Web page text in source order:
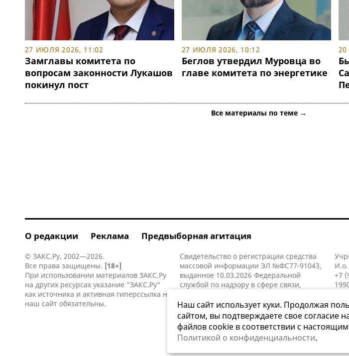
27 ИЮЛЯ 2026, 11:02
Замглавы комитета по
вопросам законности Лукашов
покинул пост
27 ИЮЛЯ 2026, 10:12
Беглов утвердил Муровца во
главе комитета по энергетике
Все материалы по теме →
О редакции Реклама Предвыборная агитация
© ЗАКС.Ру, 2002—2026.
Все права защищены. [18+]
При использовании материалов ЗАКС.Ру
на других ресурсах указание "ЗАКС.Ру"
как источника и активная гиперссылка на
наш сайт обязательны.
Свидетельство о регистрации средства
массовой информации ЭЛ №ФС77-91043,
выданное 10.03.2026 Федеральной
службой по надзору в сфере связи,
коммуникаций (Роскомнадзор).
И.о.
+7
Наш сайт использует куки. Продолжая
сайтом, вы подтверждаете свое согласие
файлов cookie в соответствии с
Политикой о конфиденциальности.